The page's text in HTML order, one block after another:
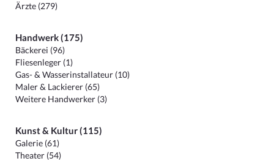
Ärzte (279)
Handwerk (175)
Bäckerei (96)
Fliesenleger (1)
Gas- & Wasserinstallateur (10)
Maler & Lackierer (65)
Weitere Handwerker (3)
Kunst & Kultur (115)
Galerie (61)
Theater (54)